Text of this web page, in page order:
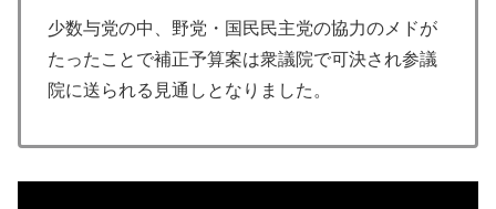
少数与党の中、野党・国民民主党の協力のメドが
たったことで補正予算案は衆議院で可決され参議
院に送られる見通しとなりました。